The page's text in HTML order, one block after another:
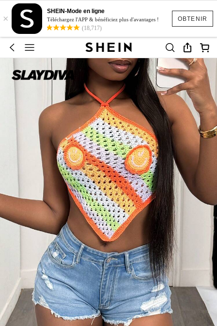
OBTENIR
×
SHEIN-Mode en ligne
Téléchargez l'APP & bénéficiez plus d'avantages !
(18,717)